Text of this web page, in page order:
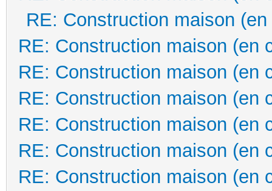
RE: Construction maison
RE: Construction maison (en
RE: Construction maison (en
RE: Construction maison (en
RE: Construction maison (en
RE: Construction maison (en
RE: Construction maison (en